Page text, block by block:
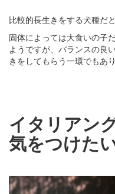
比較的長生きをする犬種だと
固体によっては大食いの子
ようですが、バランスの良
きをしてもらう一環でもあり
イタリアン
気をつけた